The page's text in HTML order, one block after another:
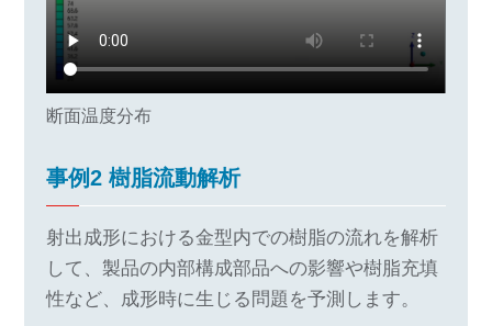
断面温度分布
事例2 樹脂流動解析
射出成形における金型内での樹脂の流れを解析
して、製品の内部構成部品への影響や樹脂充填
性など、成形時に生じる問題を予測します。